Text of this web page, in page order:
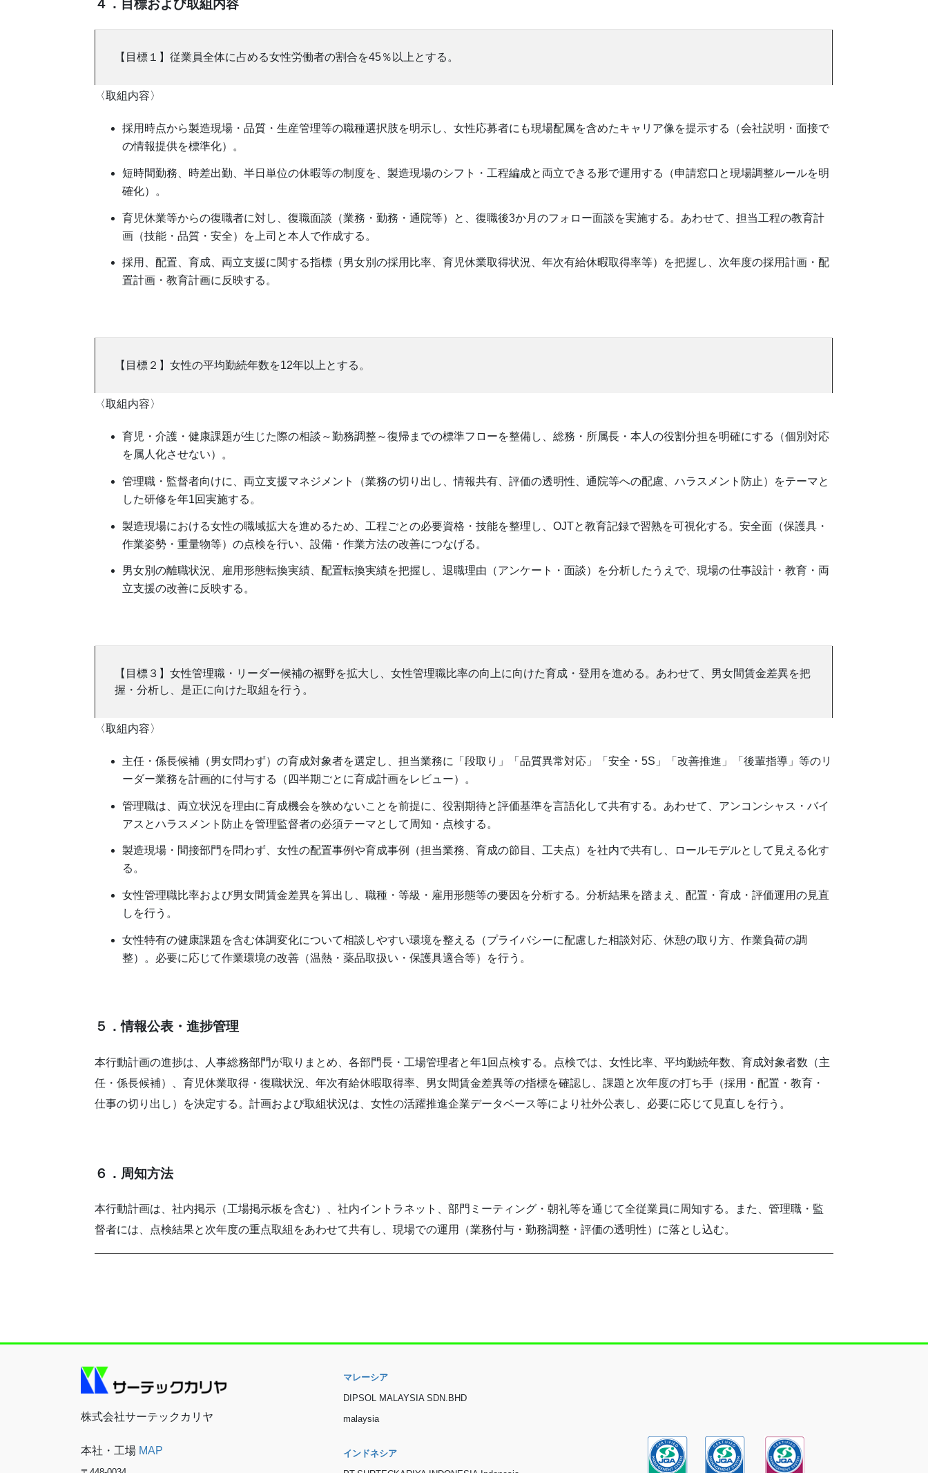
４．目標および取組内容
【目標１】従業員全体に占める女性労働者の割合を45％以上とする。
〈取組内容〉
採用時点から製造現場・品質・生産管理等の職種選択肢を明示し、女性応募者にも現場配属を含めたキャリア像を提示する（会社説明・面接で
の情報提供を標準化）。
短時間勤務、時差出勤、半日単位の休暇等の制度を、製造現場のシフト・工程編成と両立できる形で運用する（申請窓口と現場調整ルールを明
確化）。
育児休業等からの復職者に対し、復職面談（業務・勤務・通院等）と、復職後3か月のフォロー面談を実施する。あわせて、担当工程の教育計
画（技能・品質・安全）を上司と本人で作成する。
採用、配置、育成、両立支援に関する指標（男女別の採用比率、育児休業取得状況、年次有給休暇取得率等）を把握し、次年度の採用計画・配
置計画・教育計画に反映する。
【目標２】女性の平均勤続年数を12年以上とする。
〈取組内容〉
育児・介護・健康課題が生じた際の相談～勤務調整～復帰までの標準フローを整備し、総務・所属長・本人の役割分担を明確にする（個別対応
を属人化させない）。
管理職・監督者向けに、両立支援マネジメント（業務の切り出し、情報共有、評価の透明性、通院等への配慮、ハラスメント防止）をテーマと
した研修を年1回実施する。
製造現場における女性の職域拡大を進めるため、工程ごとの必要資格・技能を整理し、OJTと教育記録で習熟を可視化する。安全面（保護具・
作業姿勢・重量物等）の点検を行い、設備・作業方法の改善につなげる。
男女別の離職状況、雇用形態転換実績、配置転換実績を把握し、退職理由（アンケート・面談）を分析したうえで、現場の仕事設計・教育・両
立支援の改善に反映する。
【目標３】女性管理職・リーダー候補の裾野を拡大し、女性管理職比率の向上に向けた育成・登用を進める。あわせて、男女間賃金差異を把
握・分析し、是正に向けた取組を行う。
〈取組内容〉
主任・係長候補（男女問わず）の育成対象者を選定し、担当業務に「段取り」「品質異常対応」「安全・5S」「改善推進」「後輩指導」等のリ
ーダー業務を計画的に付与する（四半期ごとに育成計画をレビュー）。
管理職は、両立状況を理由に育成機会を狭めないことを前提に、役割期待と評価基準を言語化して共有する。あわせて、アンコンシャス・バイ
アスとハラスメント防止を管理監督者の必須テーマとして周知・点検する。
製造現場・間接部門を問わず、女性の配置事例や育成事例（担当業務、育成の節目、工夫点）を社内で共有し、ロールモデルとして見える化す
る。
女性管理職比率および男女間賃金差異を算出し、職種・等級・雇用形態等の要因を分析する。分析結果を踏まえ、配置・育成・評価運用の見直
しを行う。
女性特有の健康課題を含む体調変化について相談しやすい環境を整える（プライバシーに配慮した相談対応、休憩の取り方、作業負荷の調
整）。必要に応じて作業環境の改善（温熱・薬品取扱い・保護具適合等）を行う。
５．情報公表・進捗管理
本行動計画の進捗は、人事総務部門が取りまとめ、各部門長・工場管理者と年1回点検する。点検では、女性比率、平均勤続年数、育成対象者数（主
任・係長候補）、育児休業取得・復職状況、年次有給休暇取得率、男女間賃金差異等の指標を確認し、課題と次年度の打ち手（採用・配置・教育・
仕事の切り出し）を決定する。計画および取組状況は、女性の活躍推進企業データベース等により社外公表し、必要に応じて見直しを行う。
６．周知方法
本行動計画は、社内掲示（工場掲示板を含む）、社内イントラネット、部門ミーティング・朝礼等を通じて全従業員に周知する。また、管理職・監
督者には、点検結果と次年度の重点取組をあわせて共有し、現場での運用（業務付与・勤務調整・評価の透明性）に落とし込む。
株式会社サーテックカリヤ
本社・工場 MAP
マレーシア
DIPSOL MALAYSIA SDN.BHD
malaysia
インドネシア